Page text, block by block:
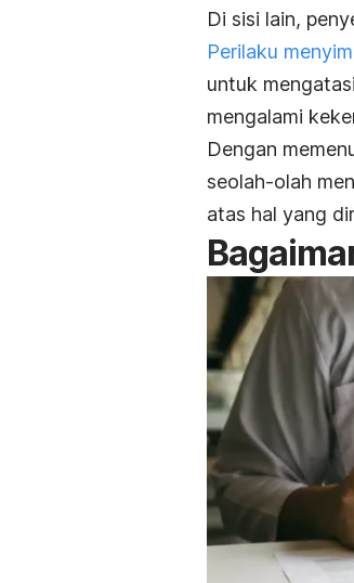
Di sisi lain,
Perilaku
untuk
mengalami
Dengan
seolah-olah
atas hal yang